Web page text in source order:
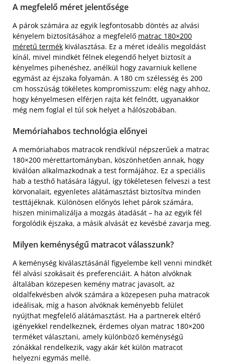
A megfelelő méret jelentősége
A párok számára az egyik legfontosabb döntés az alvási
kényelem biztosításához a megfelelő matrac 180×200
méretű termék kiválasztása. Ez a méret ideális megoldást
kínál, mivel mindkét félnek elegendő helyet biztosít a
kényelmes pihenéshez, anélkül hogy zavarniuk kellene
egymást az éjszaka folyamán. A 180 cm szélesség és 200
cm hosszúság tökéletes kompromisszum: elég nagy ahhoz,
hogy kényelmesen elférjen rajta két felnőtt, ugyanakkor
még nem foglal el túl sok helyet a hálószobában.
Memóriahabos technológia előnyei
A memóriahabos matracok rendkívül népszerűek a matrac
180×200 mérettartományban, köszönhetően annak, hogy
kiválóan alkalmazkodnak a test formájához. Ez a speciális
hab a testhő hatására lágyul, így tökéletesen felveszi a test
körvonalait, egyenletes alátámasztást biztosítva minden
testtájéknak. Különösen előnyös lehet párok számára,
hiszen minimalizálja a mozgás átadását – ha az egyik fél
forgolódik éjszaka, a másik alvását ez kevésbé zavarja meg.
Milyen keménységű matracot válasszunk?
A keménység kiválasztásánál figyelembe kell venni mindkét
fél alvási szokásait és preferenciáit. A háton alvóknak
általában közepesen kemény matrac javasolt, az
oldalfekvésben alvók számára a közepesen puha matracok
ideálisak, míg a hason alvóknak keményebb felület
nyújthat megfelelő alátámasztást. Ha a partnerek eltérő
igényekkel rendelkeznek, érdemes olyan matrac 180×200
terméket választani, amely különböző keménységű
zónákkal rendelkezik, vagy akár két külön matracot
helyezni egymás mellé.